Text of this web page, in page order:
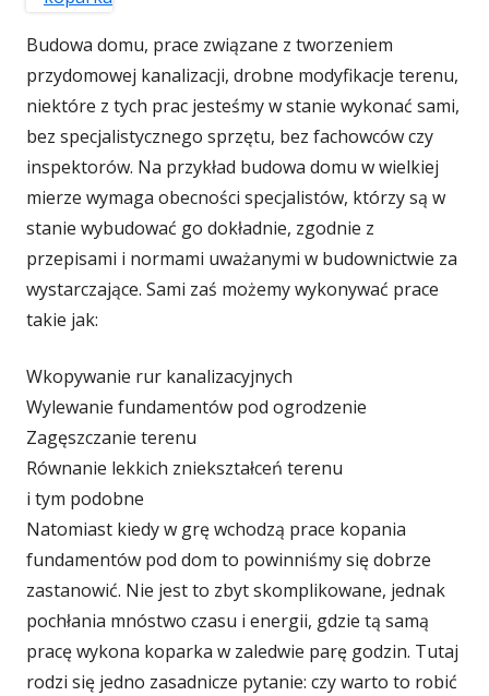
Budowa domu, prace związane z tworzeniem
przydomowej kanalizacji, drobne modyfikacje terenu,
niektóre z tych prac jesteśmy w stanie wykonać sami,
bez specjalistycznego sprzętu, bez fachowców czy
inspektorów. Na przykład budowa domu w wielkiej
mierze wymaga obecności specjalistów, którzy są w
stanie wybudować go dokładnie, zgodnie z
przepisami i normami uważanymi w budownictwie za
wystarczające. Sami zaś możemy wykonywać prace
takie jak:
Wkopywanie rur kanalizacyjnych
Wylewanie fundamentów pod ogrodzenie
Zagęszczanie terenu
Równanie lekkich zniekształceń terenu
i tym podobne
Natomiast kiedy w grę wchodzą prace kopania
fundamentów pod dom to powinniśmy się dobrze
zastanowić. Nie jest to zbyt skomplikowane, jednak
pochłania mnóstwo czasu i energii, gdzie tą samą
pracę wykona koparka w zaledwie parę godzin. Tutaj
rodzi się jedno zasadnicze pytanie: czy warto to robić